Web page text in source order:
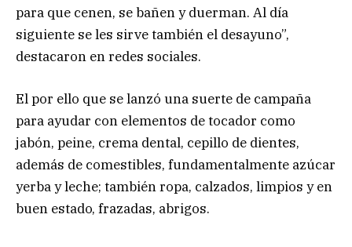
para que cenen, se bañen y duerman. Al día
siguiente se les sirve también el desayuno”,
destacaron en redes sociales.
El por ello que se lanzó una suerte de campaña
para ayudar con elementos de tocador como
jabón, peine, crema dental, cepillo de dientes,
además de comestibles, fundamentalmente azúcar
yerba y leche; también ropa, calzados, limpios y en
buen estado, frazadas, abrigos.